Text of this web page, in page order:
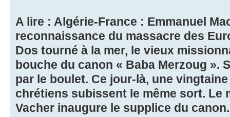
A lire : Algérie-France : Emmanuel
reconnaissance du massacre des
Dos tourné à la mer, le vieux
bouche du canon « Baba Merzoug ».
par le boulet. Ce jour-là, une
chrétiens subissent le même sort. Le
Vacher inaugure le supplice du canon.